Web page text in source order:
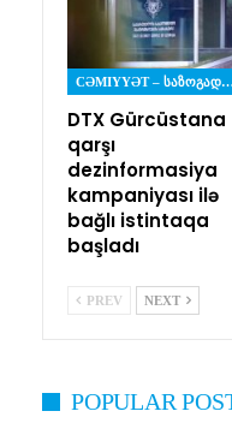
CƏMIYYƏT – ᲡᲐᲖᲝᲒᲐᲓᲝᲔᲑᲐ
DTX Gürcüstana
qarşı
dezinformasiya
kampaniyası ilə
bağlı istintaqa
başladı
PREV NEXT
POPULAR